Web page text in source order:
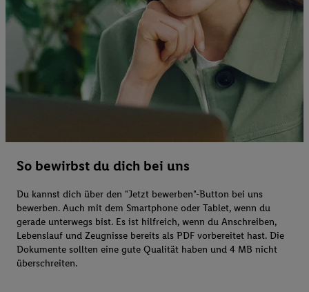
So bewirbst du dich bei uns
Du kannst dich über den "Jetzt bewerben"-Button bei uns
bewerben. Auch mit dem Smartphone oder Tablet, wenn du
gerade unterwegs bist. Es ist hilfreich, wenn du Anschreiben,
Lebenslauf und Zeugnisse bereits als PDF vorbereitet hast. Die
Dokumente sollten eine gute Qualität haben und 4 MB nicht
überschreiten.